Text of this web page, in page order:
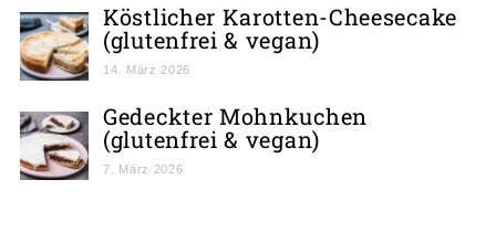
Köstlicher Karotten-Cheesecake
(glutenfrei & vegan)
14. März 2026
Gedeckter Mohnkuchen
(glutenfrei & vegan)
7. März 2026